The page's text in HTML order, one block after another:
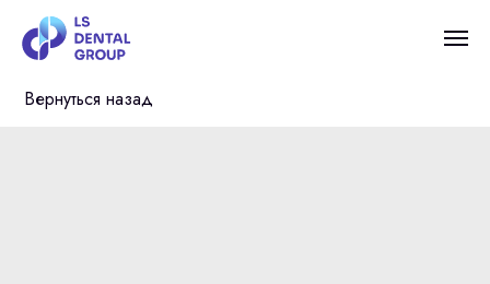
Вернуться назад